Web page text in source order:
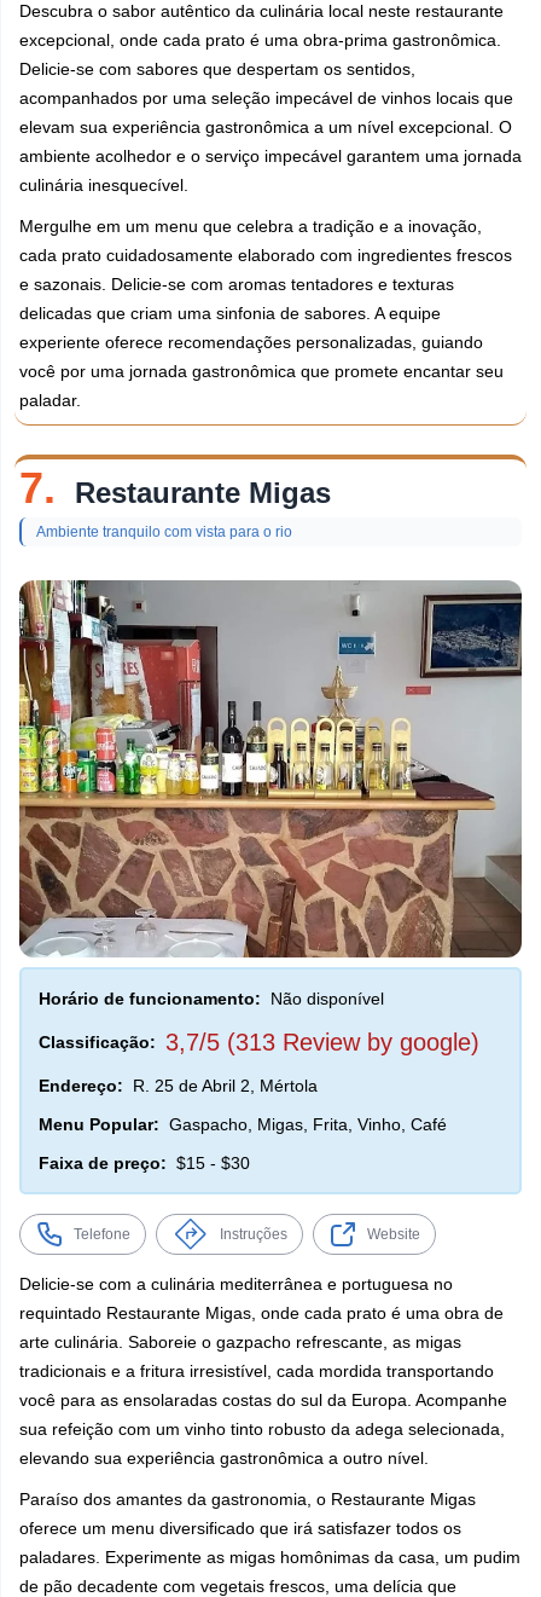
Descubra o sabor autêntico da culinária local neste restaurante
excepcional, onde cada prato é uma obra-prima gastronômica.
Delicie-se com sabores que despertam os sentidos,
acompanhados por uma seleção impecável de vinhos locais que
elevam sua experiência gastronômica a um nível excepcional. O
ambiente acolhedor e o serviço impecável garantem uma jornada
culinária inesquecível.
Mergulhe em um menu que celebra a tradição e a inovação,
cada prato cuidadosamente elaborado com ingredientes frescos
e sazonais. Delicie-se com aromas tentadores e texturas
delicadas que criam uma sinfonia de sabores. A equipe
experiente oferece recomendações personalizadas, guiando
você por uma jornada gastronômica que promete encantar seu
paladar.
7. Restaurante Migas
Ambiente tranquilo com vista para o rio
Horário de funcionamento: Não disponível
Classificação: 3,7/5 (313 Review by google)
Endereço:
R. 25 de Abril 2, Mértola
Menu Popular: Gaspacho, Migas, Frita, Vinho, Café
Faixa de preço: $15 - $30
Telefone Instruções Website
Delicie-se com a culinária mediterrânea e portuguesa no
requintado Restaurante Migas, onde cada prato é uma obra de
arte culinária. Saboreie o gazpacho refrescante, as migas
tradicionais e a fritura irresistível, cada mordida transportando
você para as ensolaradas costas do sul da Europa. Acompanhe
sua refeição com um vinho tinto robusto da adega selecionada,
elevando sua experiência gastronômica a outro nível.
Paraíso dos amantes da gastronomia, o Restaurante Migas
oferece um menu diversificado que irá satisfazer todos os
paladares. Experimente as migas homônimas da casa, um pudim
de pão decadente com vegetais frescos, uma delícia que